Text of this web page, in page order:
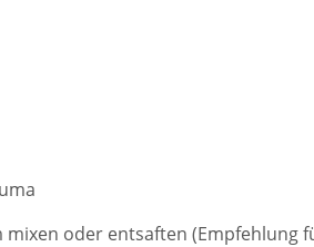
mixen oder entsaften (Empfehlung